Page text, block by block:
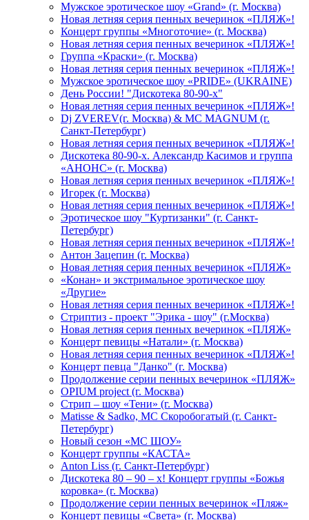
Мужское эротическое шоу «Grand» (г. Москва)
Новая летняя серия пенных вечеринок «ПЛЯЖ»!
Концерт группы «Многоточие» (г. Москва)
Новая летняя серия пенных вечеринок «ПЛЯЖ»!
Группа «Краски» (г. Москва)
Новая летняя серия пенных вечеринок «ПЛЯЖ»!
Мужское эротическое шоу «PRIDE» (UKRAINE)
День России! "Дискотека 80-90-х"
Новая летняя серия пенных вечеринок «ПЛЯЖ»!
Dj ZVEREV(г. Москва) & MC MAGNUM (г.
Санкт-Петербург)
Новая летняя серия пенных вечеринок «ПЛЯЖ»!
Дискотека 80-90-х. Александр Касимов и группа
«АНОНС» (г. Москва)
Новая летняя серия пенных вечеринок «ПЛЯЖ»!
Игорек (г. Москва)
Новая летняя серия пенных вечеринок «ПЛЯЖ»!
Эротическое шоу "Куртизанки" (г. Санкт-
Петербург)
Новая летняя серия пенных вечеринок «ПЛЯЖ»!
Антон Зацепин (г. Москва)
Новая летняя серия пенных вечеринок «ПЛЯЖ»
«Конан» и экстримальное эротическое шоу
«Другие»
Новая летняя серия пенных вечеринок «ПЛЯЖ»!
Стриптиз - проект "Эрика - шоу" (г.Москва)
Новая летняя серия пенных вечеринок «ПЛЯЖ»
Концерт певицы «Натали» (г. Москва)
Новая летняя серия пенных вечеринок «ПЛЯЖ»!
Концерт певца "Данко" (г. Москва)
Продолжение серии пенных вечеринок «ПЛЯЖ»
OPIUM project (г. Москва)
Стрип – шоу «Тени» (г. Москва)
Matissе & Sadko, MC Скоробогатый (г. Санкт-
Петербург)
Новый сезон «МС ШОУ»
Концерт группы «КАСТА»
Anton Liss (г. Санкт-Петербург)
Дискотека 80 – 90 – х! Концерт группы «Божья
коровка» (г. Москва)
Продолжение серии пенных вечеринок «Пляж»
Концерт певицы «Света» (г. Москва)